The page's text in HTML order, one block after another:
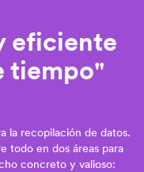
eficiente
tiempo"
la recopilación de datos.
todo en dos áreas para
concreto y valioso: